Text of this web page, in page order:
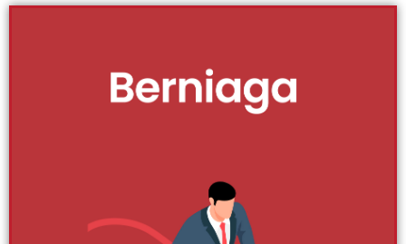
Duit
Allah tetapi jangan lupakan bahawa kita juga diminta
untuk berusaha mencari rezeki dan barulah berdoa dan
bertawakal. Ada banyak strategi untuk menarik duit